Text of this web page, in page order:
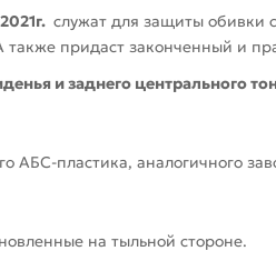
служат для защиты обивки
также придаст законченный и
и заднего центрального
пластика, аналогичного
на тыльной стороне.